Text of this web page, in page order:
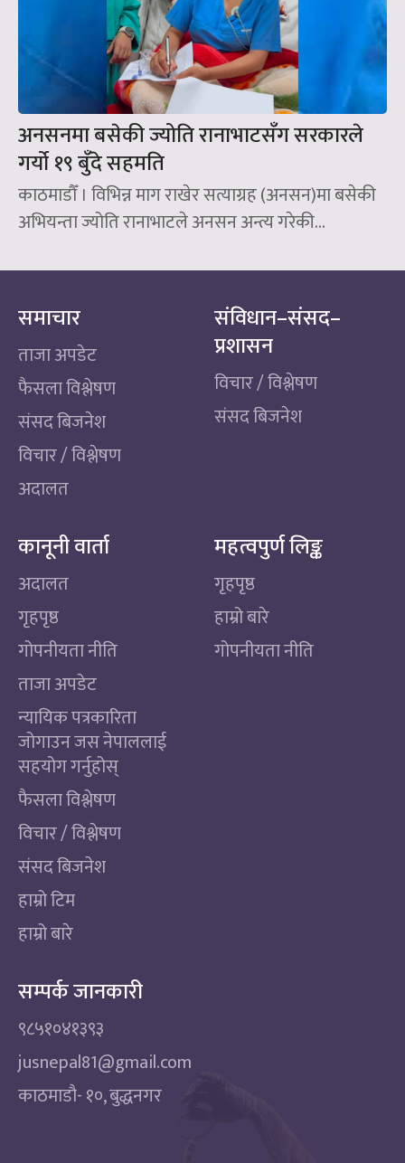
अनसनमा बसेकी ज्योति रानाभाटसँग सरकारले
गर्यो १९ बुँदे सहमति
काठमाडौँ । विभिन्न माग राखेर सत्याग्रह (अनसन)मा बसेकी
अभियन्ता ज्योति रानाभाटले अनसन अन्त्य गरेकी...
समाचार
ताजा अपडेट
फैसला विश्लेषण
संसद बिजनेश
विचार / विश्लेषण
अदालत
संविधान–संसद–
प्रशासन
विचार / विश्लेषण
संसद बिजनेश
कानूनी वार्ता
अदालत
गृहपृष्ठ
गोपनीयता नीति
ताजा अपडेट
न्यायिक पत्रकारिता
जोगाउन जस नेपाललाई
सहयोग गर्नुहोस्
फैसला विश्लेषण
विचार / विश्लेषण
संसद बिजनेश
हाम्रो टिम
हाम्रो बारे
महत्वपुर्ण लिङ्क
गृहपृष्ठ
हाम्रो बारे
गोपनीयता नीति
सम्पर्क जानकारी
९८५१०४१३९३
jusnepal81@gmail.com
काठमाडाै‌- १०, बुद्धनगर